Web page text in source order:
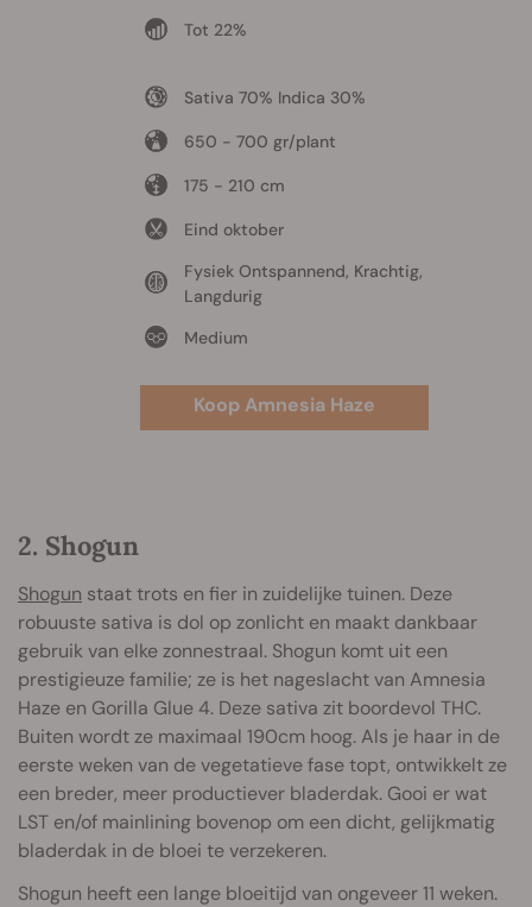
Tot 22%
Sativa 70% Indica 30%
650 - 700 gr/plant
175 - 210 cm
Eind oktober
Fysiek Ontspannend, Krachtig,
Langdurig
Medium
Koop Amnesia Haze
2. Shogun
Shogun staat trots en fier in zuidelijke tuinen. Deze
robuuste sativa is dol op zonlicht en maakt dankbaar
gebruik van elke zonnestraal. Shogun komt uit een
prestigieuze familie; ze is het nageslacht van Amnesia
Haze en Gorilla Glue 4. Deze sativa zit boordevol THC.
Buiten wordt ze maximaal 190cm hoog. Als je haar in de
eerste weken van de vegetatieve fase topt, ontwikkelt ze
een breder, meer productiever bladerdak. Gooi er wat
LST en/of mainlining bovenop om een dicht, gelijkmatig
bladerdak in de bloei te verzekeren.
Shogun heeft een lange bloeitijd van ongeveer 11 weken.